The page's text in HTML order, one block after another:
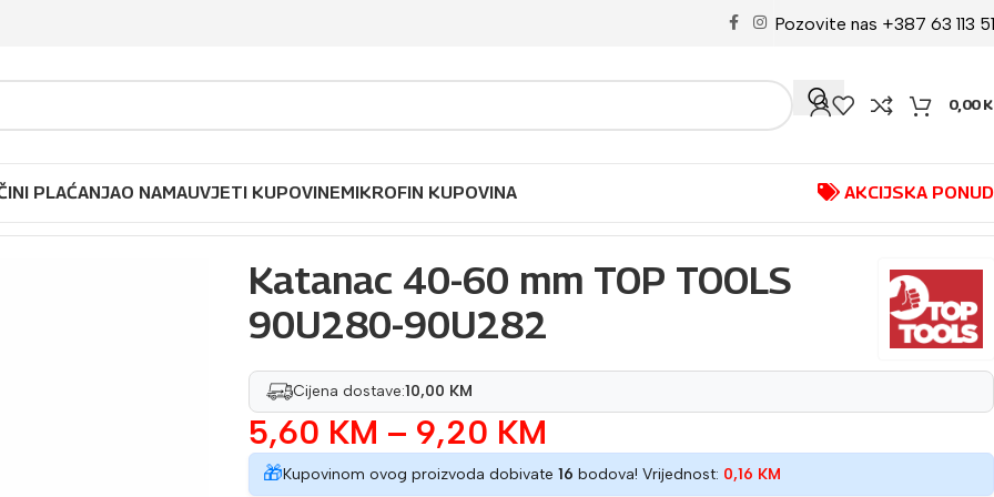
Pozovite nas +387 63 113
0,00
PLAĆANJAO NAMAUVJETI KUPOVINEMIKROFIN KUPOVINA AKCIJSKA
Katanac 40-60 mm TOP TOOLS
90U280-90U282
Cijena dostave:10,00 KM
5,60 KM – 9,20 KM
🎁Kupovinom ovog proizvoda dobivate 16 bodova! Vrijednost: 0,16 KM